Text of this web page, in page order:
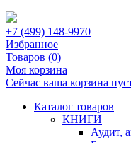
+7 (499) 148-9970
Избранное
Товаров (0)
Моя корзина
Сейчас ваша корзина
Каталог товаров
КНИГИ
Аудит,